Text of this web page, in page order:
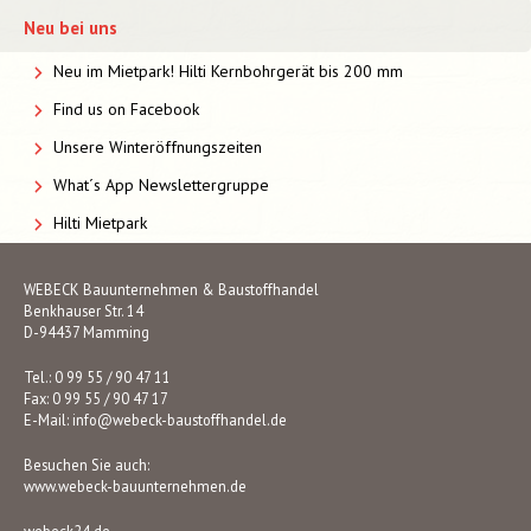
Neu bei uns
Neu im Mietpark! Hilti Kernbohrgerät bis 200 mm
Find us on Facebook
Unsere Winteröffnungszeiten
What´s App Newslettergruppe
Hilti Mietpark
WEBECK Bauunternehmen & Baustoffhandel
Benkhauser Str. 14
D-94437 Mamming
Tel.: 0 99 55 / 90 47 11
Fax: 0 99 55 / 90 47 17
E-Mail: info@webeck-baustoffhandel.de
Besuchen Sie auch:
www.webeck-bauunternehmen.de